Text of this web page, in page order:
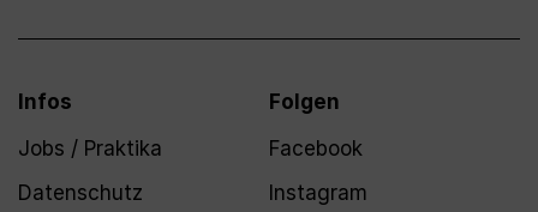
Infos
Jobs / Praktika
Datenschutz
Folgen
Facebook
Instagram